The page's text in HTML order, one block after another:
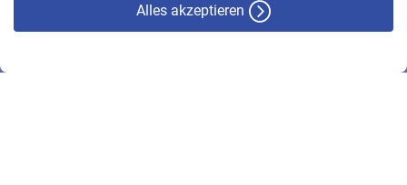
Alles akzeptieren
© VBL 2026